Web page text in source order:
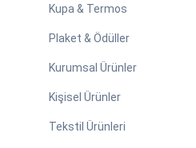
Kupa & Termos
Plaket & Ödüller
Kurumsal Ürünler
Kişisel Ürünler
Tekstil Ürünleri